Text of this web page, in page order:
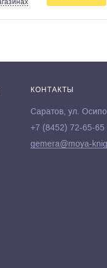
КОНТАКТЫ
Саратов, ул.
+7 (8452) 72-65-65
gemera@moya-